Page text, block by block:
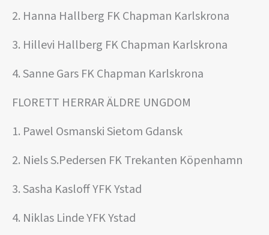
2. Hanna Hallberg FK Chapman Karlskrona
3. Hillevi Hallberg FK Chapman Karlskrona
4. Sanne Gars FK Chapman Karlskrona
FLORETT HERRAR ÄLDRE UNGDOM
1. Pawel Osmanski Sietom Gdansk
2. Niels S.Pedersen FK Trekanten Köpenhamn
3. Sasha Kasloff YFK Ystad
4. Niklas Linde YFK Ystad